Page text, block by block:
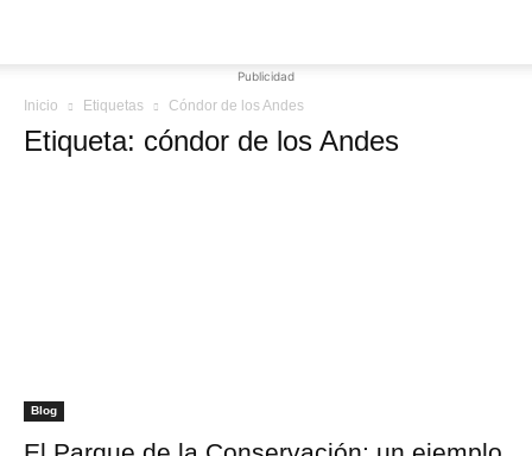
Publicidad
Inicio Etiquetas Cóndor de los Andes
Etiqueta: cóndor de los Andes
Blog